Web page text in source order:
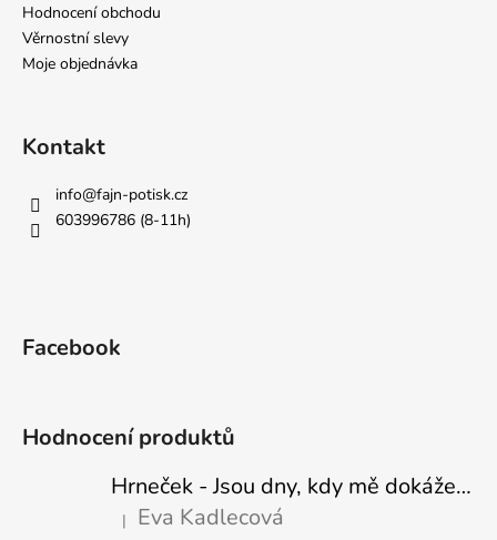
Hodnocení obchodu
Věrnostní slevy
Moje objednávka
Kontakt
info@fajn-potisk.cz
603996786 (8-11h)
Facebook
Hodnocení produktů
Hrneček - Jsou dny, kdy mě dokáže nasrat i vzduch - Sova
Hodnocení produktu je 5 z 5 hvězdiček.
| Eva Kadlecová